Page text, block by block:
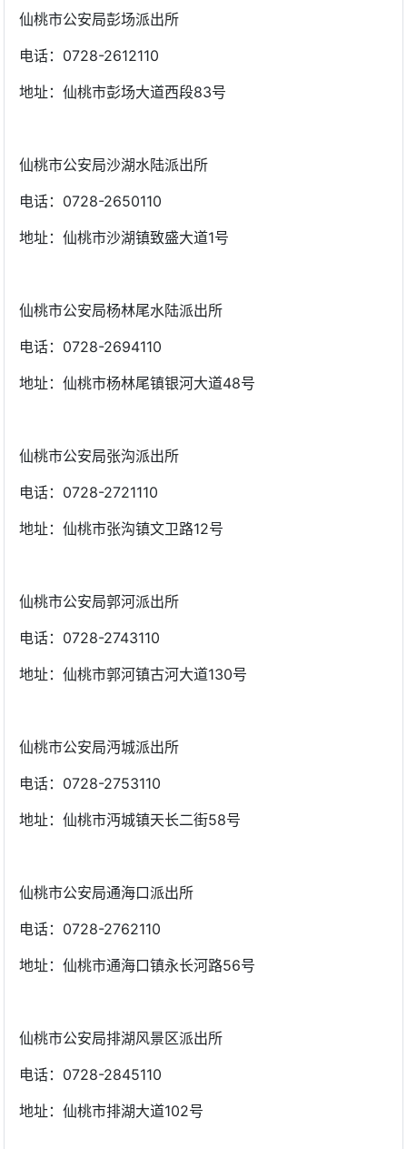
仙桃市公安局彭场派出所
电话：0728-2612110
地址：仙桃市彭场大道西段83号
仙桃市公安局沙湖水陆派出所
电话：0728-2650110
地址：仙桃市沙湖镇致盛大道1号
仙桃市公安局杨林尾水陆派出所
电话：0728-2694110
地址：仙桃市杨林尾镇银河大道48号
仙桃市公安局张沟派出所
电话：0728-2721110
地址：仙桃市张沟镇文卫路12号
仙桃市公安局郭河派出所
电话：0728-2743110
地址：仙桃市郭河镇古河大道130号
仙桃市公安局沔城派出所
电话：0728-2753110
地址：仙桃市沔城镇天长二街58号
仙桃市公安局通海口派出所
电话：0728-2762110
地址：仙桃市通海口镇永长河路56号
仙桃市公安局排湖风景区派出所
电话：0728-2845110
地址：仙桃市排湖大道102号